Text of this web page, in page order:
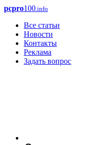
pcpro100.info
Все статьи
Новости
Контакты
Реклама
Задать вопрос